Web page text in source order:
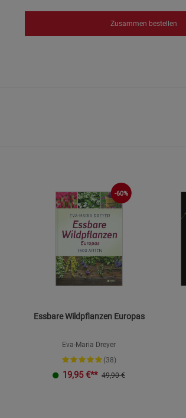
Zusammen bestellen
-60%
Essbare Wildpflanzen Europas
Eva-Maria Dreyer
(38)
19,95 €** 49,90 €
Cookies